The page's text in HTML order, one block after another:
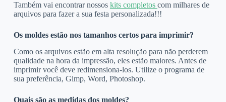
Também vai encontrar nossos kits completos com milhares de
arquivos para fazer a sua festa personalizada!!!
Os moldes estão nos tamanhos certos para imprimir?
Como os arquivos estão em alta resolução para não perderem
qualidade na hora da impressão, eles estão maiores. Antes de
imprimir você deve redimensiona-los. Utilize o programa de
sua preferência, Gimp, Word, Photoshop.
Quais são as medidas dos moldes?